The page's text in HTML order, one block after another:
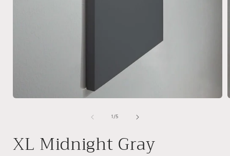
1/van
5
XL Midnight Gray